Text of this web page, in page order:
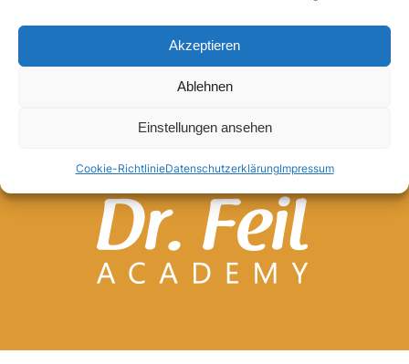
Akzeptieren
Ablehnen
Einstellungen ansehen
Cookie-RichtlinieDatenschutzerklärungImpressum